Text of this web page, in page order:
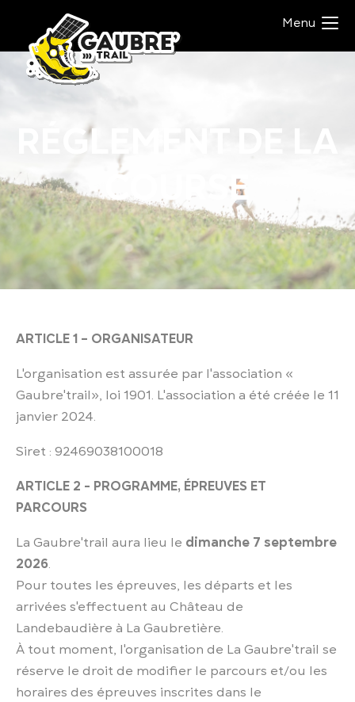
Menu
RÉGLEMENT DE LA
COURSE
ARTICLE 1 – ORGANISATEUR
L'organisation est assurée par l'association «
Gaubre'trail», loi 1901. L'association a été créée le 11
janvier 2024.
Siret : 92469038100018
ARTICLE 2 - PROGRAMME, ÉPREUVES ET
PARCOURS
La Gaubre'trail aura lieu le dimanche 7 septembre
2026.
Pour toutes les épreuves, les départs et les
arrivées s'effectuent au Château de
Landebaudière à La Gaubretière.
À tout moment, l'organisation de La Gaubre'trail se
réserve le droit de modifier le parcours et/ou les
horaires des épreuves inscrites dans le
Panneau de gestion des cookies